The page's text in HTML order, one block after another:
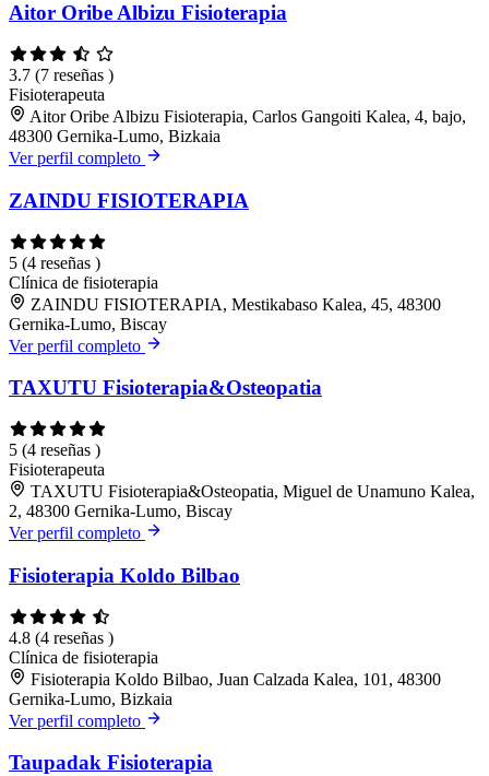
Aitor Oribe Albizu Fisioterapia
3.7 (7 reseñas )
Fisioterapeuta
Aitor Oribe Albizu Fisioterapia, Carlos Gangoiti Kalea, 4, bajo,
48300 Gernika-Lumo, Bizkaia
Ver perfil completo
ZAINDU FISIOTERAPIA
5 (4 reseñas )
Clínica de fisioterapia
ZAINDU FISIOTERAPIA, Mestikabaso Kalea, 45, 48300
Gernika-Lumo, Biscay
Ver perfil completo
TAXUTU Fisioterapia&Osteopatia
5 (4 reseñas )
Fisioterapeuta
TAXUTU Fisioterapia&Osteopatia, Miguel de Unamuno Kalea,
2, 48300 Gernika-Lumo, Biscay
Ver perfil completo
Fisioterapia Koldo Bilbao
4.8 (4 reseñas )
Clínica de fisioterapia
Fisioterapia Koldo Bilbao, Juan Calzada Kalea, 101, 48300
Gernika-Lumo, Bizkaia
Ver perfil completo
Taupadak Fisioterapia